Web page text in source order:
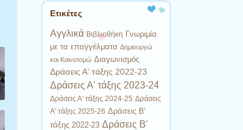
Ετικέτες
Αγγλικά Βιβλιοθήκη Γνωριμία
με τα επαγγέλματα Δημιουργώ
και Καινοτομώ Διαγωνισμός
Δράσεις Α' τάξης 2022-23
Δράσεις Α' τάξης 2023-24
Δράσεις Α' τάξης 2024-25 Δράσεις
Α' τάξης 2025-26 Δράσεις Β'
τάξης 2022-23 Δράσεις Β'